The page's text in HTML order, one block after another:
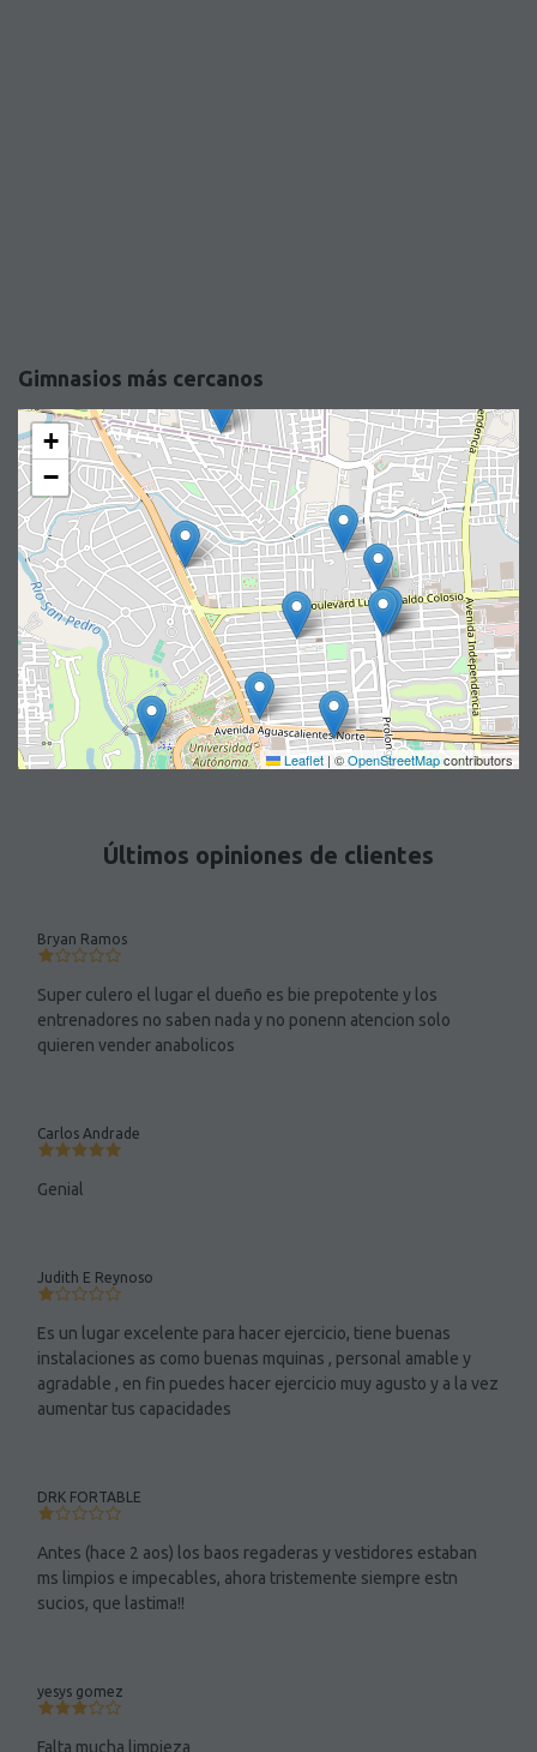
Gimnasios más cercanos
+
−
Leaflet | ©OpenStreetMapcontributors
Últimos opiniones de clientes
Bryan Ramos
Super culero el lugar el dueño es bie prepotente y los
entrenadores no saben nada y no ponenn atencion solo
quieren vender anabolicos
Carlos Andrade
Genial
Judith E Reynoso
Es un lugar excelente para hacer ejercicio, tiene buenas
instalaciones as como buenas mquinas , personal amable y
agradable , en fin puedes hacer ejercicio muy agusto y a la vez
aumentar tus capacidades
DRK FORTABLE
Antes (hace 2 aos) los baos regaderas y vestidores estaban
ms limpios e impecables, ahora tristemente siempre estn
sucios, que lastima!!
yesys gomez
Falta mucha limpieza